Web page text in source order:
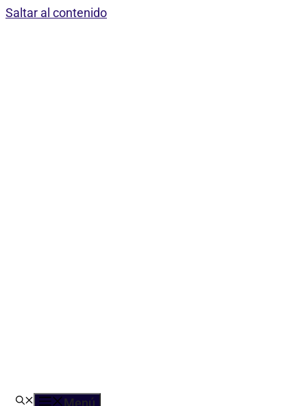
Saltar al contenido
Menú